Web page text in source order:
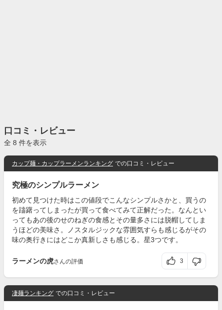
口コミ・レビュー
全 8 件を表示
カップ麺・カップラーメンランキング での口コミ・レビュー
究極のシンプルラーメン
初めて見つけた時はこの値段でこんなシンプルさかと、買うの
を躊躇ってしまったが買って食べてみて正解だった。なんとい
ってもあの後のせのねぎの食感とその量多さには脱帽してしま
うほどの美味さ。ノスタルジックな雰囲気すらも感じるがその
味の奥行きにはどこか真新しさも感じる。星3つです。
ラーメンの虎さんの評価 3
凄麺ランキング での口コミ・レビュー